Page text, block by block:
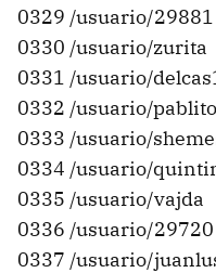
0329 /usuario/29881
0330 /usuario/zurita
0331 /usuario/
0332 /usuario/
0333 /usuario/
0334 /usuario/
0335 /usuario/vajda
0336 /usuario/29720
0337 /usuario/